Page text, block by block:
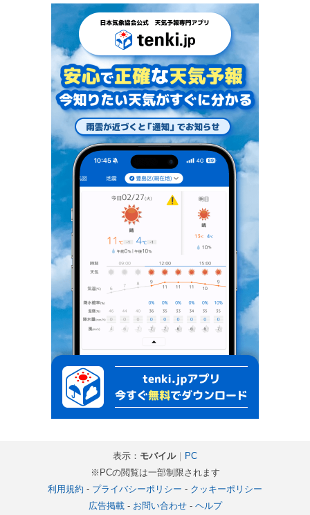
表示： モバイル｜ PC
※PCの閲覧は一部制限されます
利用規約 - プライバシーポリシー - クッキーポリシー
広告掲載- お問い合わせ- ヘルプ